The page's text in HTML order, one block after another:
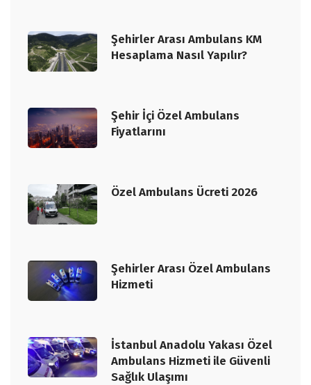
Şehirler Arası Ambulans KM
Hesaplama Nasıl Yapılır?
Şehir İçi Özel Ambulans
Fiyatlarını
Özel Ambulans Ücreti 2026
Şehirler Arası Özel Ambulans
Hizmeti
İstanbul Anadolu Yakası Özel
Ambulans Hizmeti ile Güvenli
Sağlık Ulaşımı